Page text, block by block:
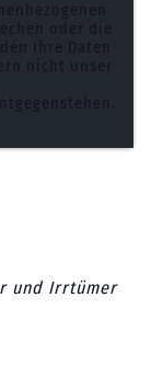
oder die
Ihre Daten
nicht unser
und Irrtümer